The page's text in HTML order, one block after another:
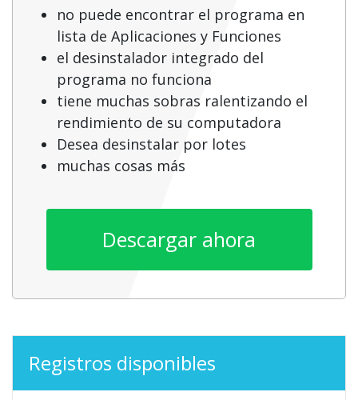
no puede encontrar el programa en
lista de Aplicaciones y Funciones
el desinstalador integrado del
programa no funciona
tiene muchas sobras ralentizando el
rendimiento de su computadora
Desea desinstalar por lotes
muchas cosas más
Descargar ahora
Registros disponibles